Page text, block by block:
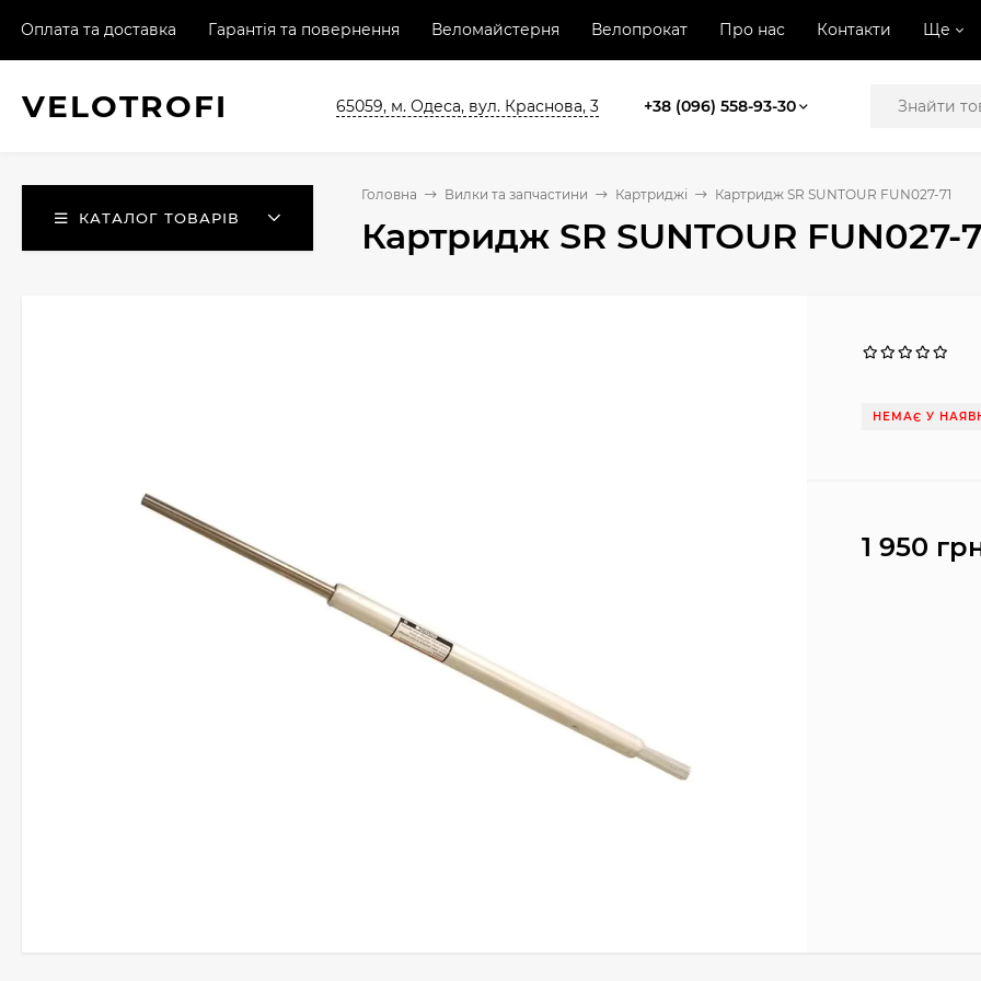
Оплата та доставка Гарантія та повернення Веломайстерня Велопрокат Про нас Контакти Ще
VELOTROFI 65059, м. Одеса, вул. Краснова, 3 +38 (096) 558-93-30
КАТАЛОГ ТОВАРІВ
Головна Вилки та запчастини Картриджі Картридж SR SUNTOUR FUN027-71
Картридж SR SUNTOUR FUN027-
НЕМАЄ У
1 950